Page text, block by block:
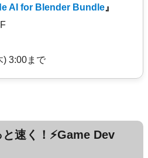
AI for Blender Bundle 』
) 3:00まで
速く！⚡️Game Dev